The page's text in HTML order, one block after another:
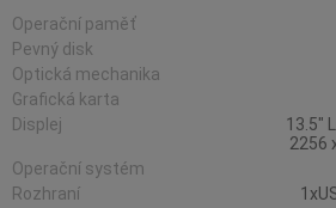
Operační paměť
Pevný disk
Optická mechanika
Grafická karta
Displej
13.5"
2256
Operační systém
Rozhraní